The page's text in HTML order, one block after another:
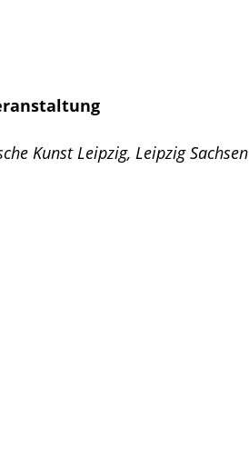
Kunst Leipzig, Leipzig Sachsen